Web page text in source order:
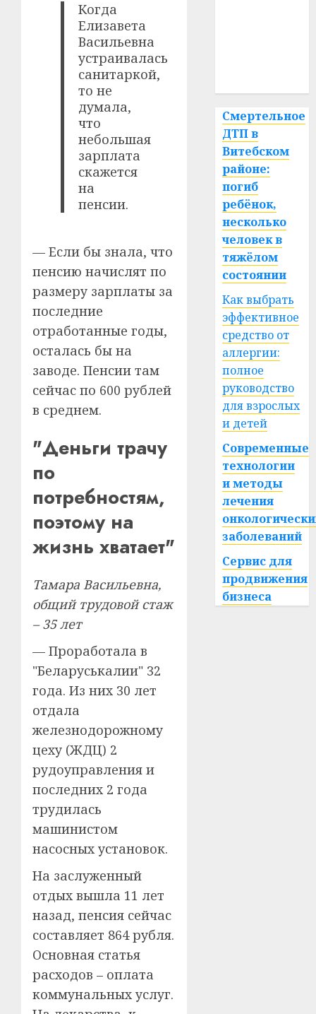
Когда
Елизавета
Васильевна
устраивалась
санитаркой,
то не
думала,
что
небольшая
зарплата
скажется
на
пенсии.
— Если бы знала, что
пенсию начислят по
размеру зарплаты за
последние
отработанные годы,
осталась бы на
заводе. Пенсии там
сейчас по 600 рублей
в среднем.
"Деньги трачу
по
потребностям,
поэтому на
жизнь хватает"
Тамара Васильевна,
общий трудовой стаж
– 35 лет
— Проработала в
"Беларуськалии" 32
года. Из них 30 лет
отдала
железнодорожному
цеху (ЖДЦ) 2
рудоуправления и
последних 2 года
трудилась
машинистом
насосных установок.
На заслуженный
отдых вышла 11 лет
назад, пенсия сейчас
составляет 864 рубля.
Основная статья
расходов – оплата
коммунальных услуг.
Смертельное
ДТП в
Витебском
районе:
погиб
ребёнок,
несколько
человек в
тяжёлом
состоянии
Как выбрать
эффективное
средство от
аллергии:
полное
руководство
для взрослых
и детей
Современные
технологии
и методы
лечения
заболеваний
Сервис для
продвижения
бизнеса